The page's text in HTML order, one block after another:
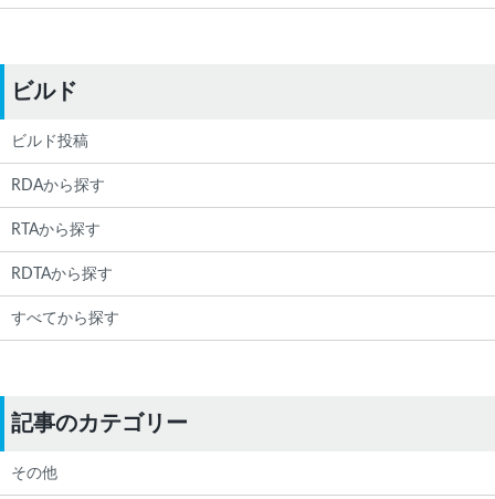
ビルド
ビルド投稿
RDAから探す
RTAから探す
RDTAから探す
すべてから探す
記事のカテゴリー
その他